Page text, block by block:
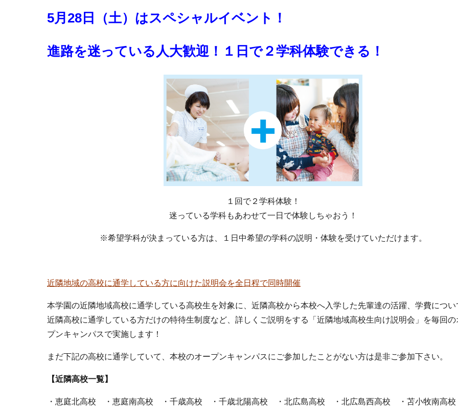
5月28日（土）はスペシャルイベント！
進路を迷っている人大歓迎！１日で２学科体験できる！
１回で２学科体験！
迷っている学科もあわせて一日で体験しちゃおう！
※希望学科が決まっている方は、１日中希望の学科の説明・体験を受けていただけます。
近隣地域の高校に通学している方に向けた説明会を全日程で同時開催
本学園の近隣地域高校に通学している高校生を対象に、近隣高校から本校へ入学した先輩達の活躍、学費につい
近隣高校に通学している方だけの特待生制度など、詳しくご説明をする「近隣地域高校生向け説明会」を毎回の
プンキャンパスで実施します！
まだ下記の高校に通学していて、本校のオープンキャンパスにご参加したことがない方は是非ご参加下さい。
【近隣高校一覧】
・恵庭北高校 ・恵庭南高校 ・千歳高校 ・千歳北陽高校 ・北広島高校 ・北広島西高校 ・苫小牧南高